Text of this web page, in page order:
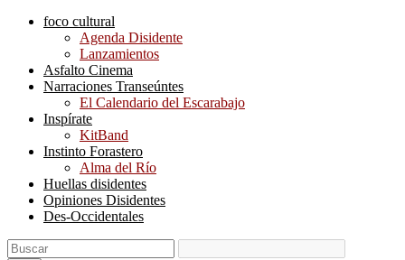
foco cultural
Agenda Disidente
Lanzamientos
Asfalto Cinema
Narraciones Transeúntes
El Calendario del Escarabajo
Inspírate
KitBand
Instinto Forastero
Alma del Río
Huellas disidentes
Opiniones Disidentes
Des-Occidentales